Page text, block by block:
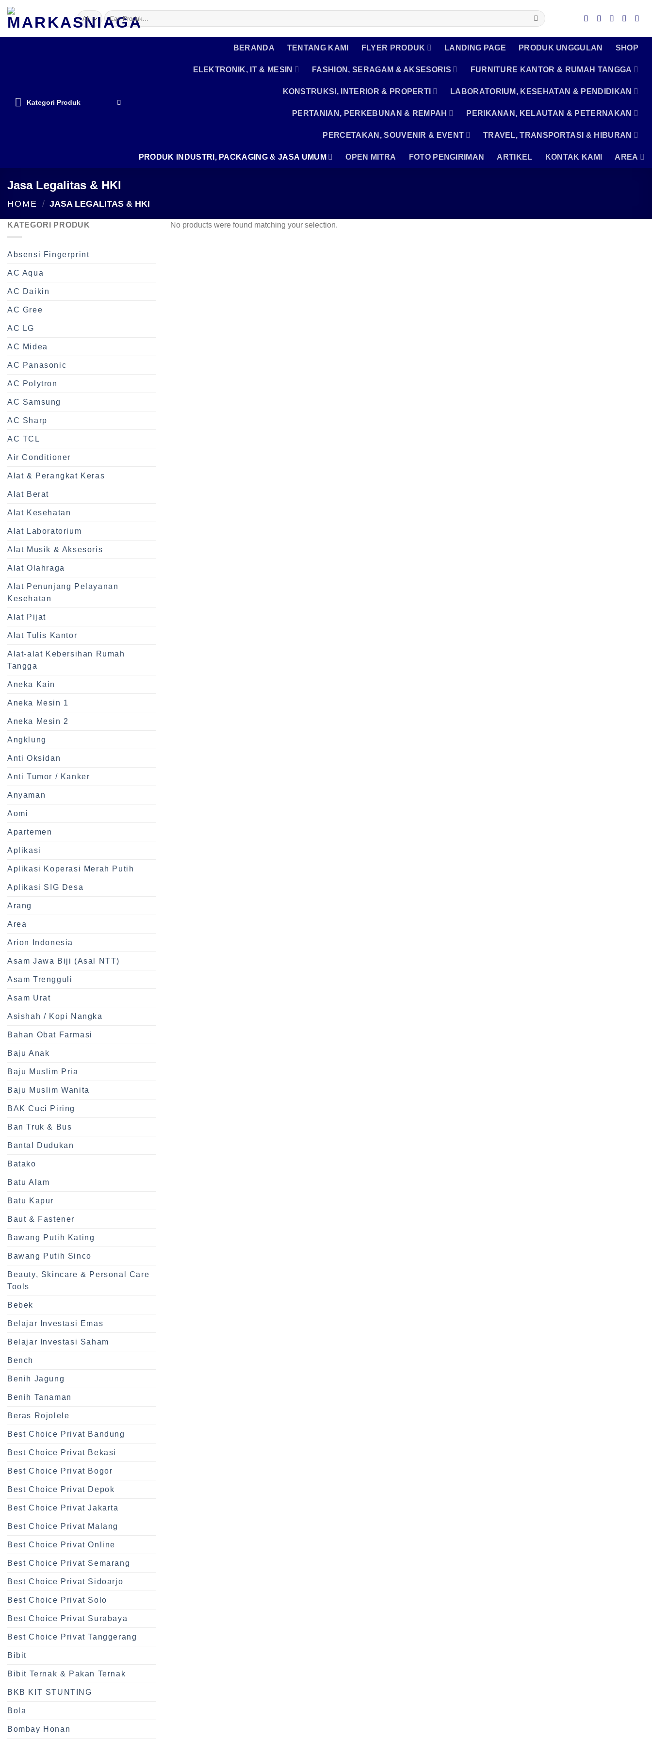
Skip
content
Search
for:
Kategori Produk
BERANDA TENTANG KAMI FLYER PRODUK LANDING PAGE PRODUK UNGGULAN SHOP
ELEKTRONIK, IT & MESIN FASHION, SERAGAM & AKSESORIS FURNITURE KANTOR & RUMAH TANGGA
KONSTRUKSI, INTERIOR & PROPERTI LABORATORIUM, KESEHATAN & PENDIDIKAN
PERTANIAN, PERKEBUNAN & REMPAH PERIKANAN, KELAUTAN & PETERNAKAN
PERCETAKAN, SOUVENIR & EVENT TRAVEL, TRANSPORTASI & HIBURAN
PRODUK INDUSTRI, PACKAGING & JASA UMUM OPEN MITRA FOTO PENGIRIMAN ARTIKEL KONTAK KAMI AREA
Jasa Legalitas & HKI
HOME / JASA LEGALITAS & HKI
KATEGORI PRODUK
Absensi Fingerprint
AC Aqua
AC Daikin
AC Gree
AC LG
AC Midea
AC Panasonic
AC Polytron
AC Samsung
AC Sharp
AC TCL
Air Conditioner
Alat & Perangkat Keras
Alat Berat
Alat Kesehatan
Alat Laboratorium
Alat Musik & Aksesoris
Alat Olahraga
Alat Penunjang Pelayanan
Kesehatan
Alat Pijat
Alat Tulis Kantor
Alat-alat Kebersihan Rumah
Tangga
Aneka Kain
Aneka Mesin 1
Aneka Mesin 2
Angklung
Anti Oksidan
Anti Tumor / Kanker
Anyaman
Aomi
Apartemen
Aplikasi
Aplikasi Koperasi Merah Putih
Aplikasi SIG Desa
Arang
Area
Arion Indonesia
Asam Jawa Biji (Asal NTT)
Asam Trengguli
Asam Urat
Asishah / Kopi Nangka
Bahan Obat Farmasi
Baju Anak
Baju Muslim Pria
Baju Muslim Wanita
BAK Cuci Piring
Ban Truk & Bus
Bantal Dudukan
Batako
Batu Alam
Batu Kapur
Baut & Fastener
Bawang Putih Kating
Bawang Putih Sinco
Beauty, Skincare & Personal Care
Tools
Bebek
Belajar Investasi Emas
Belajar Investasi Saham
Bench
Benih Jagung
Benih Tanaman
Beras Rojolele
Best Choice Privat Bandung
Best Choice Privat Bekasi
Best Choice Privat Bogor
Best Choice Privat Depok
Best Choice Privat Jakarta
Best Choice Privat Malang
Best Choice Privat Online
Best Choice Privat Semarang
Best Choice Privat Sidoarjo
Best Choice Privat Solo
Best Choice Privat Surabaya
Best Choice Privat Tanggerang
Bibit
Bibit Ternak & Pakan Ternak
BKB KIT STUNTING
Bola
Bombay Honan
No products were found matching your selection.